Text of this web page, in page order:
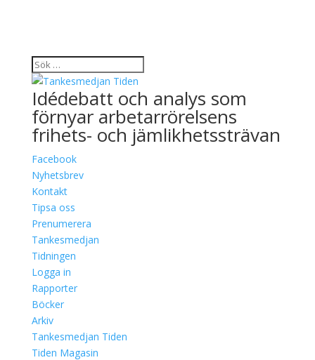
Idédebatt och analys som
förnyar arbetarrörelsens
frihets- och jämlikhetssträvan
Facebook
Nyhetsbrev
Kontakt
Tipsa oss
Prenumerera
Tankesmedjan
Tidningen
Logga in
Rapporter
Böcker
Arkiv
Tankesmedjan Tiden
Tiden Magasin